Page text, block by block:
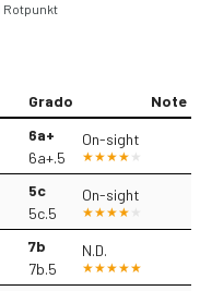
Rotpunkt
Grado
Note
6a+
6a+.5
On-sight
5c
5c.5
On-sight
7b
7b.5
N.D.